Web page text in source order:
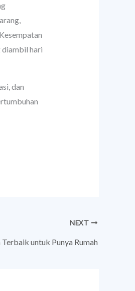
diambil hari
dan
NEXT
untuk Punya Rumah